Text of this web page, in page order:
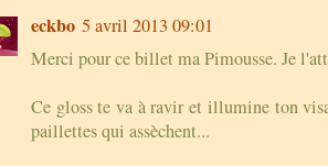
eckbo 5 avril 2013 09:01
Merci pour ce billet ma Pimousse. Je
Ce gloss te va à ravir et illumine ton
paillettes qui assèchent...